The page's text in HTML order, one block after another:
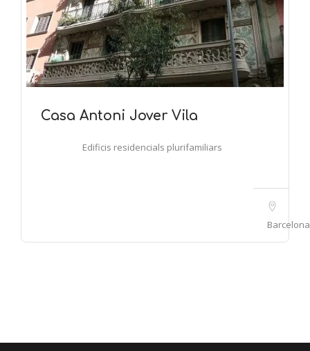
Casa Antoni Jover Vila
Edificis residencials plurifamiliars
Barcelona